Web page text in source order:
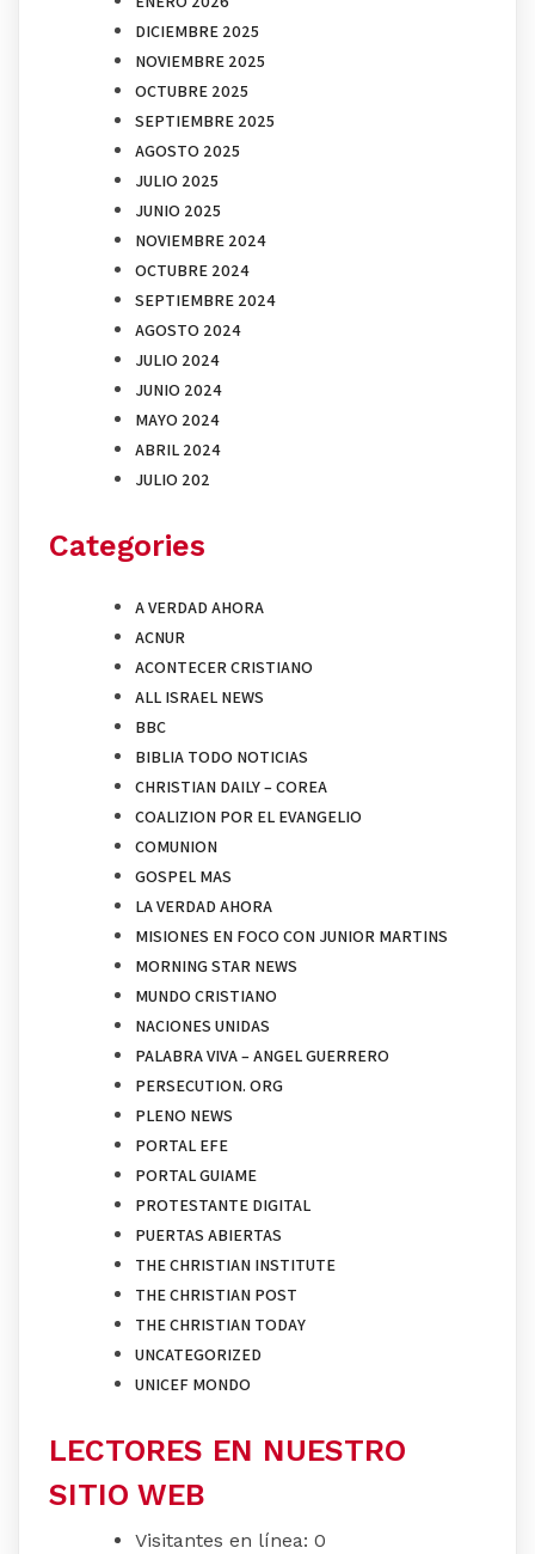
DICIEMBRE 2025
NOVIEMBRE 2025
OCTUBRE 2025
SEPTIEMBRE 2025
AGOSTO 2025
JULIO 2025
JUNIO 2025
NOVIEMBRE 2024
OCTUBRE 2024
SEPTIEMBRE 2024
AGOSTO 2024
JULIO 2024
JUNIO 2024
MAYO 2024
ABRIL 2024
JULIO 202
Categories
A VERDAD AHORA
ACNUR
ACONTECER CRISTIANO
ALL ISRAEL NEWS
BBC
BIBLIA TODO NOTICIAS
CHRISTIAN DAILY – COREA
COALIZION POR EL EVANGELIO
COMUNION
GOSPEL MAS
LA VERDAD AHORA
MISIONES EN FOCO CON JUNIOR MARTINS
MORNING STAR NEWS
MUNDO CRISTIANO
NACIONES UNIDAS
PALABRA VIVA – ANGEL GUERRERO
PERSECUTION. ORG
PLENO NEWS
PORTAL EFE
PORTAL GUIAME
PROTESTANTE DIGITAL
PUERTAS ABIERTAS
THE CHRISTIAN INSTITUTE
THE CHRISTIAN POST
THE CHRISTIAN TODAY
UNCATEGORIZED
UNICEF MONDO
LECTORES EN NUESTRO
SITIO WEB
Visitantes en línea: 0